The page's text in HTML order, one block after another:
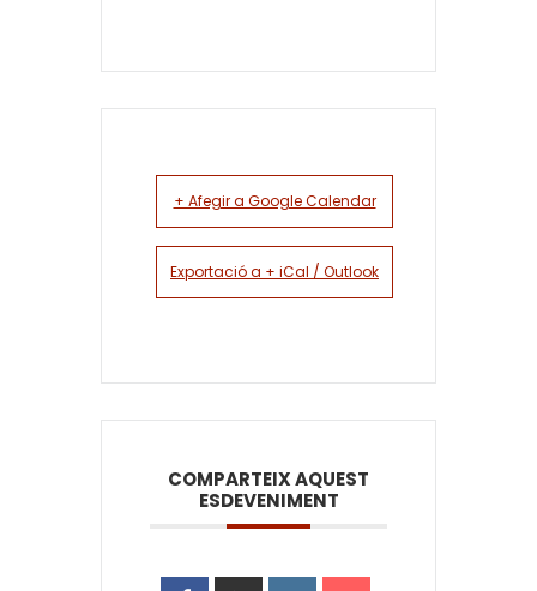
+ Afegir a Google Calendar
Exportació a + iCal / Outlook
COMPARTEIX AQUEST
ESDEVENIMENT